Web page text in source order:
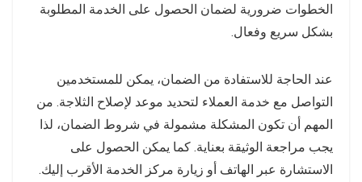
الخطوات ضرورية لضمان الحصول على الخدمة المطلوبة
بشكل سريع وفعال.
عند الحاجة للاستفادة من الضمان، يمكن للمستخدمين
التواصل مع خدمة العملاء لتحديد موعد لإصلاح الثلاجة. من
المهم أن تكون المشكلة مشمولة في شروط الضمان، لذا
يجب مراجعة الوثيقة بعناية. كما يمكن الحصول على
الاستشارة عبر الهاتف أو زيارة مركز الخدمة الأقرب إليك.